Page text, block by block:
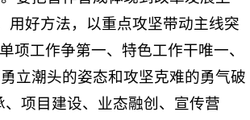
用好方法，以重点攻坚带动主线突
项工作争第一、特色工作干唯一、
立潮头的姿态和攻坚克难的勇气破
项目建设、业态融创、宣传营